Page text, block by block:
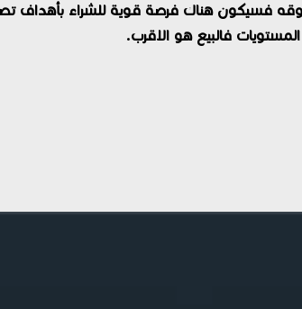
عند أسعار 1.3785 والثبات فوقه فسيكون هناك فرصة قوية للشراء